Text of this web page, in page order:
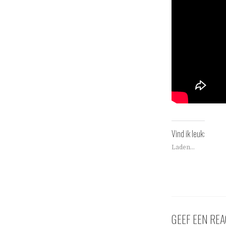
Vind ik leuk:
Laden...
GEEF EEN